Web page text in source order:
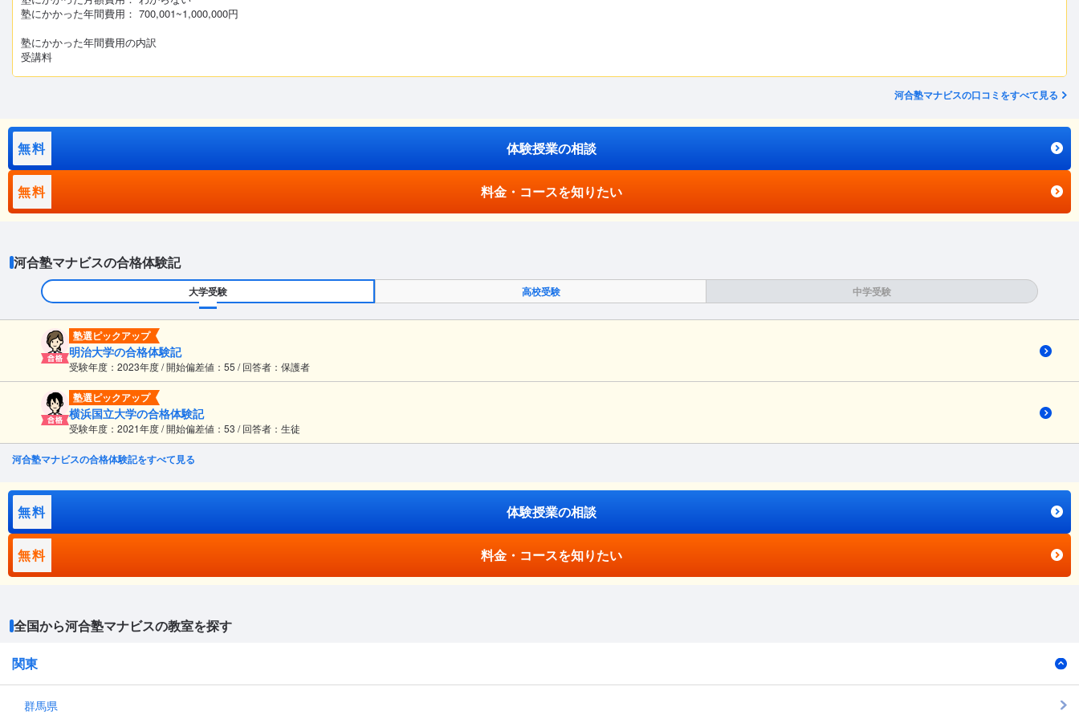
塾にかかった年間費用： 700,001~1,000,000円
塾にかかった年間費用の内訳
受講料
河合塾マナビスの口コミをすべて見る
無料 体験授業の相談
無料 料金・コースを知りたい
河合塾マナビスの合格体験記
大学受験 高校受験 中学受験
塾選ピックアップ
明治大学の合格体験記
受験年度：2023年度 / 開始偏差値：55 / 回答者：保護者
塾選ピックアップ
横浜国立大学の合格体験記
受験年度：2021年度 / 開始偏差値：53 / 回答者：生徒
河合塾マナビスの合格体験記をすべて見る
無料 体験授業の相談
無料 料金・コースを知りたい
全国から河合塾マナビスの教室を探す
関東
群馬県